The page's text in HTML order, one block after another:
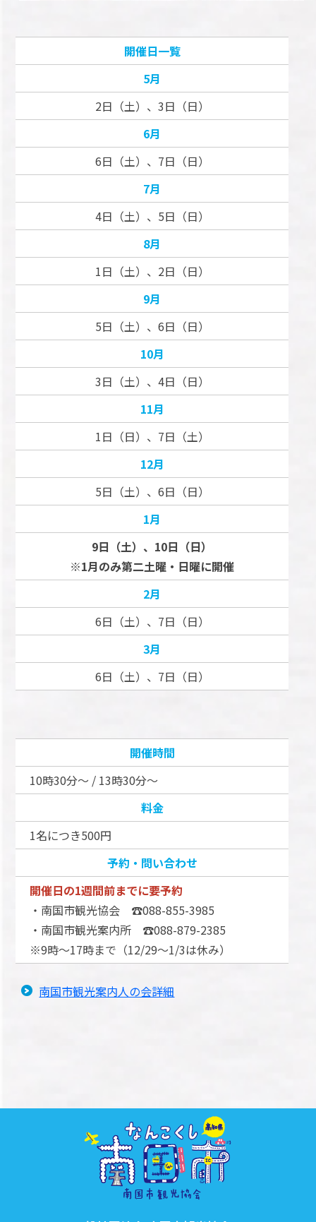
開催日一覧
5月
2日（土）、3日（日）
6月
6日（土）、7日（日）
7月
4日（土）、5日（日）
8月
1日（土）、2日（日）
9月
5日（土）、6日（日）
10月
3日（土）、4日（日）
11月
1日（日）、7日（土）
12月
5日（土）、6日（日）
1月
9日（土）、10日（日）
※1月のみ第二土曜・日曜に開催
2月
6日（土）、7日（日）
3月
6日（土）、7日（日）
開催時間
10時30分～ / 13時30分～
料金
1名につき500円
予約・問い合わせ
開催日の1週間前までに要予約
・南国市観光協会 ☎088-855-3985
・南国市観光案内所 ☎088-879-2385
※9時～17時まで（12/29～1/3は休み）
南国市観光案内人の会詳細